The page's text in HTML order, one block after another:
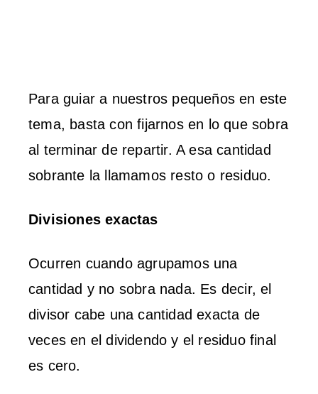
Para guiar a nuestros pequeños en este
tema, basta con fijarnos en lo que sobra
al terminar de repartir. A esa cantidad
sobrante la llamamos resto o residuo.
Divisiones exactas
Ocurren cuando agrupamos una
cantidad y no sobra nada. Es decir, el
divisor cabe una cantidad exacta de
veces en el dividendo y el residuo final
es cero.